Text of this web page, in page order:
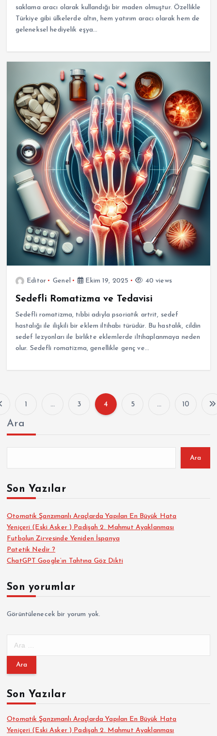
saklama aracı olarak kullandığı bir maden olmuştur. Özellikle
Türkiye gibi ülkelerde altın, hem yatırım aracı olarak hem de
geleneksel hediyelik eşya…
Editor Genel Ekim 19, 2025 40 views
Sedefli Romatizma ve Tedavisi
Sedefli romatizma, tıbbi adıyla psoriatik artrit, sedef
hastalığı ile ilişkili bir eklem iltihabı türüdür. Bu hastalık, cildin
sedef lezyonları ile birlikte eklemlerde iltihaplanmaya neden
olur. Sedefli romatizma, genellikle genç ve…
Y
z
s
a
y
a
s
1 … 3 4 5 … 10
Ara
Ara
Son Yazılar
Otomatik Şanzımanlı Araçlarda Yapılan En Büyük Hata
Yeniçeri (Eski Asker ) Padişah 2. Mahmut Ayaklanması
Futbolun Zirvesinde Yeniden İspanya
Patetik Nedir ?
ChatGPT Google’ın Tahtına Göz Dikti
Son yorumlar
Görüntülenecek bir yorum yok.
m
:Son Yazılar
Otomatik Şanzımanlı Araçlarda Yapılan En Büyük Hata
Yeniçeri (Eski Asker ) Padişah 2. Mahmut Ayaklanması